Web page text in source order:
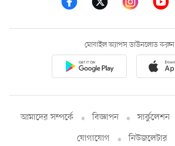
মোবাইল অ্যাপস ডাউনলোড করুন
আমাদের সম্পর্কে বিজ্ঞাপন সার্কুলেশন
যোগাযোগ
নিউজলেটার